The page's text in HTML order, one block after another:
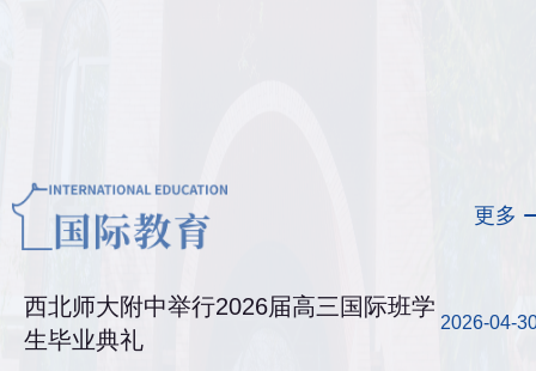
更多
西北师大附中举行2026届高三国际班学
生毕业典礼
2026-04-